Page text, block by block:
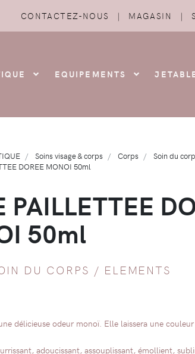
CONTACTEZ-NOUS | MAGASIN |
EQUIPEMENTS
Soins visage & corps Corps
Soin du
DOREE MONOI 50ml
PAILLETTEE
50ml
DU CORPS / ELEMENTS
délicieuse odeur monoï. Elle laissera une
adoucissant, assouplissant, émollient,